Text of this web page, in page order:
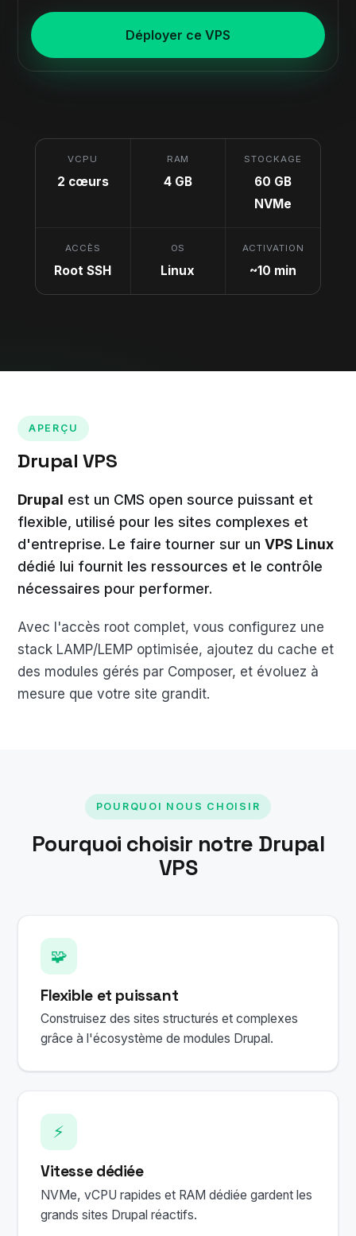
Déployer ce VPS
VCPU
2 cœurs
RAM
4 GB
STOCKAGE
60 GB
NVMe
ACCÈS
Root SSH
OS
Linux
ACTIVATION
~10 min
APERÇU
Drupal VPS
Drupal est un CMS open source puissant et
flexible, utilisé pour les sites complexes et
d'entreprise. Le faire tourner sur un VPS Linux
dédié lui fournit les ressources et le contrôle
nécessaires pour performer.
Avec l'accès root complet, vous configurez une
stack LAMP/LEMP optimisée, ajoutez du cache et
des modules gérés par Composer, et évoluez à
mesure que votre site grandit.
POURQUOI NOUS CHOISIR
Pourquoi choisir notre Drupal
VPS
🧩
Flexible et puissant
Construisez des sites structurés et complexes
grâce à l'écosystème de modules Drupal.
⚡
Vitesse dédiée
NVMe, vCPU rapides et RAM dédiée gardent les
grands sites Drupal réactifs.